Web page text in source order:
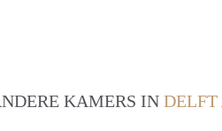
KAMERS IN DELFT